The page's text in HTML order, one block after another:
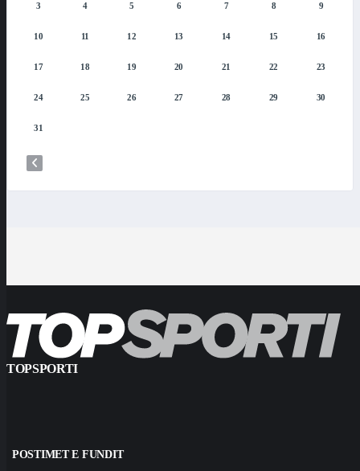
3 4 5 6 7 8 9
10 11 12 13 14 15 16
17 18 19 20 21 22 23
24 25 26 27 28 29 30
31
TOPSPORTI
POSTIMET E FUNDIT